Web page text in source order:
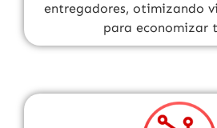
entregadores, otimizando
para economizar